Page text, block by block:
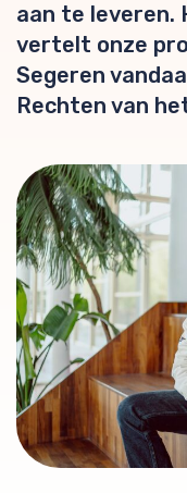
aan te leveren.
vertelt onze
Segeren
Rechten van